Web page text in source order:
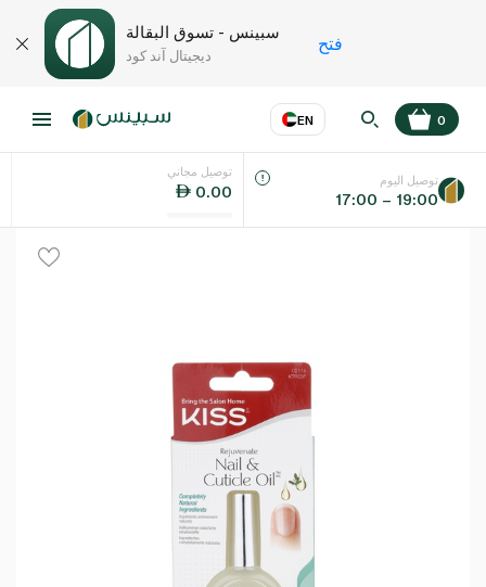
سبينس - تسوق البقالة
ديجيتال آند كود
فتح
EN
اللغة عر
0
توصيل مجاني
0.00
توصيل اليوم
17:00 – 19:00